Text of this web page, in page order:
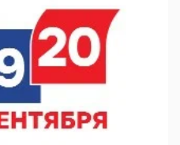
совещание Росгвардии